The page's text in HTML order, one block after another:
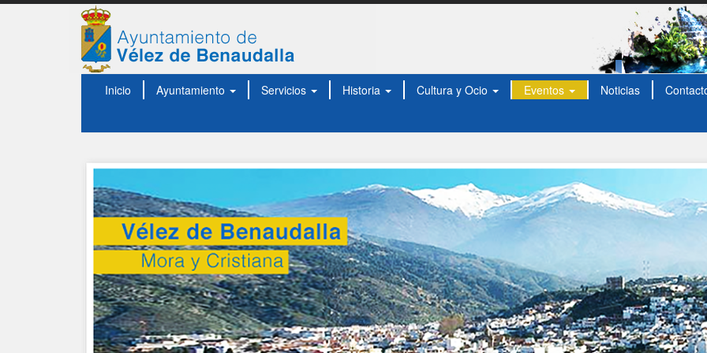
Inicio Ayuntamiento Servicios Historia Cultura y Ocio Eventos Noticias